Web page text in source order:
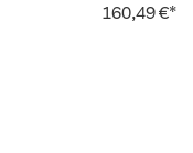
160,49 €*